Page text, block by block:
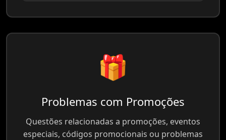
🎁
Problemas com Promoções
Questões relacionadas a promoções, eventos
especiais, códigos promocionais ou problemas